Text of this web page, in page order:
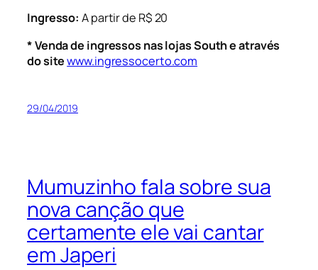
Ingresso: A partir de R$ 20
* Venda de ingressos nas lojas South e através
do sitewww.ingressocerto.com
29/04/2019
Mumuzinho fala sobre sua
nova canção que
certamente ele vai cantar
em Japeri